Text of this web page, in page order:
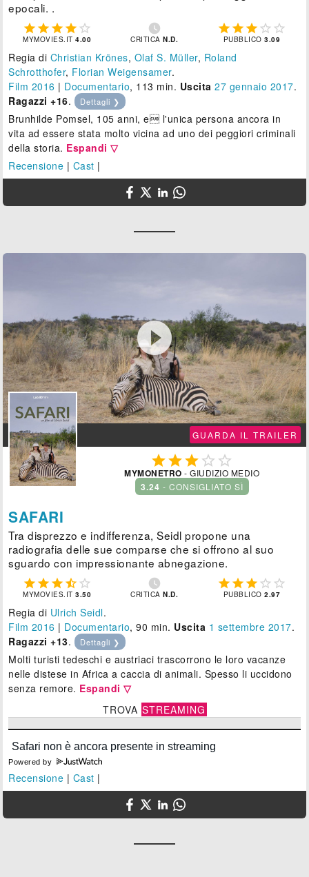
epocali. .
    
MYMOVIES.IT4.00

CRITICAN.D.
    
PUBBLICO3.09
Regia di Christian Krönes, Olaf S. Müller, Roland
Schrotthofer, Florian Weigensamer.
Film 2016 | Documentario, 113 min. Uscita 27 gennaio 2017.
Ragazzi +16. Dettagli ❯
Brunhilde Pomsel, 105 anni, e l'unica persona ancora in
vita ad essere stata molto vicina ad uno dei peggiori criminali
della storia. Espandi ▽
Recensione | Cast |

GUARDA IL TRAILER
  
MYMONETRO - GIUDIZIO MEDIO
3.24 - CONSIGLIATO SÌ
SAFARI
Tra disprezzo e indifferenza, Seidl propone una
radiografia delle sue comparse che si offrono al suo
sguardo con impressionante abnegazione.
    
MYMOVIES.IT3.50

CRITICAN.D.
    
PUBBLICO2.97
Regia di Ulrich Seidl.
Film 2016 | Documentario, 90 min. Uscita 1 settembre 2017.
Ragazzi +13. Dettagli ❯
Molti turisti tedeschi e austriaci trascorrono le loro vacanze
nelle distese in Africa a caccia di animali. Spesso li uccidono
senza remore. Espandi ▽
TROVA STREAMING
Powered by
Recensione | Cast |